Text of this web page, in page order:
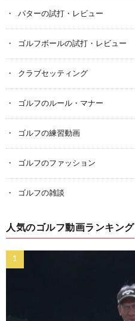
パターの試打・レビュー
ゴルフボールの試打・レビュー
クラブセッティング
ゴルフのルール・マナー
ゴルフの練習動画
ゴルフのファッション
ゴルフの雑談
人気のゴルフ動画ランキング